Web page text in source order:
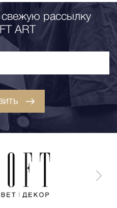
рассылку
ART